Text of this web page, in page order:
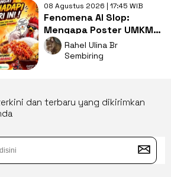
08 Agustus 2026 | 17:45 WIB
Fenomena AI Slop:
Mengapa Poster UMKM
Makin Seragam dan Bikin
Kita Bosan?
Rahel Ulina Br
Sembiring
dan terbaru yang dikirimkan